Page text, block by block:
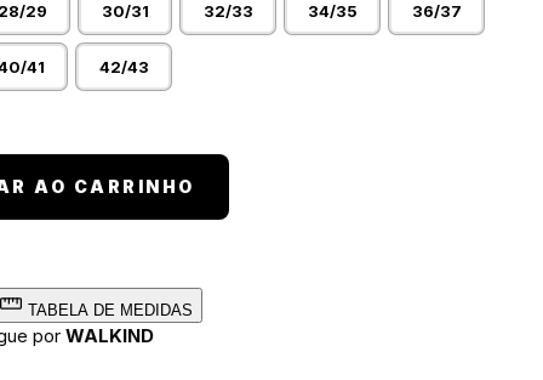
28/29 30/31 32/33 34/35 36/37
41 42/43
AO CARRINHO
TABELA DE MEDIDAS
porWALKIND